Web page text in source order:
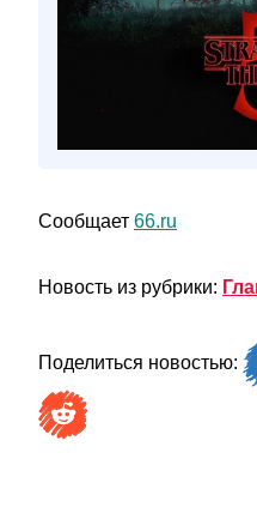
Сообщает 66.ru
Новость из рубрики:
Поделиться новостью: